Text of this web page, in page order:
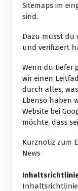
Sitemaps im
sind.
Dazu musst du
und verifiziert
Wenn du tiefer
wir einen
durch alles,
Ebenso haben
Website bei
möchte, dass
Kurznotiz zum
News